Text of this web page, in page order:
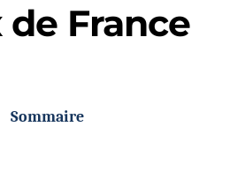
France
Sommaire